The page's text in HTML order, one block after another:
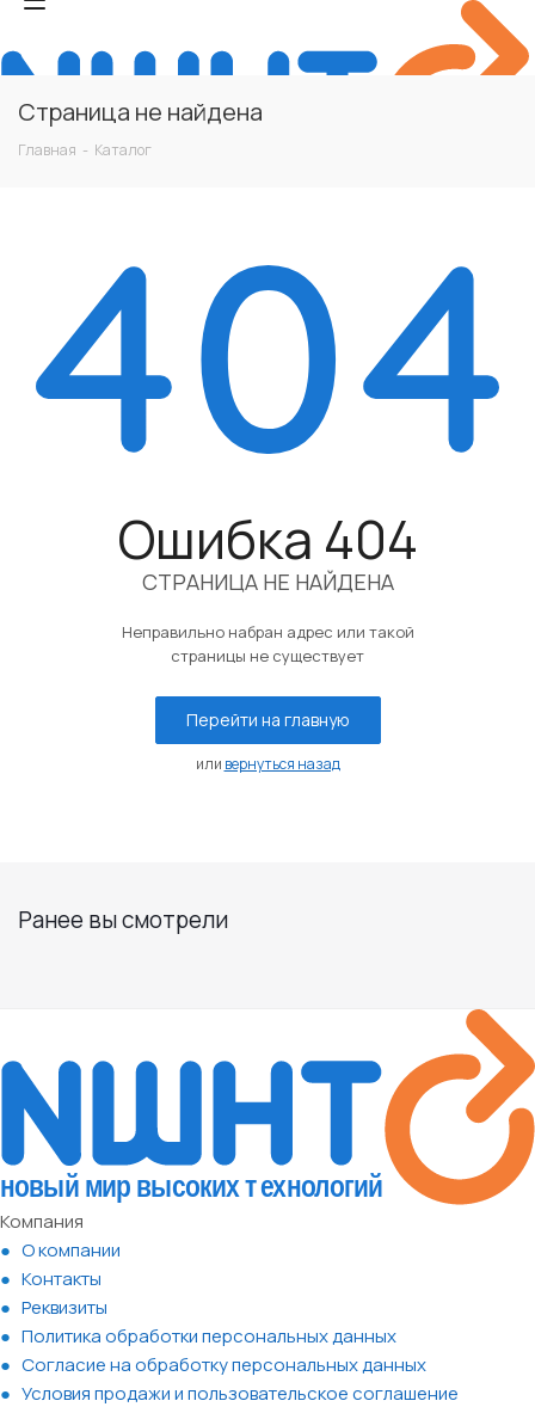
Страница не найдена
Главная - Каталог
Ошибка 404
СТРАНИЦА НЕ НАЙДЕНА
Неправильно набран адрес или такой
страницы не существует
Перейти на главную
или вернуться назад
Ранее вы смотрели
Компания
О компании
Контакты
Реквизиты
Политика обработки персональных данных
Согласие на обработку персональных данных
Условия продажи и пользовательское соглашение